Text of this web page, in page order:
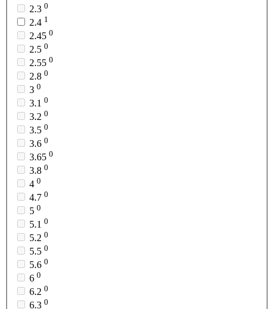
2.3 0
2.4 1
2.45 0
2.5 0
2.55 0
2.8 0
3 0
3.1 0
3.2 0
3.5 0
3.6 0
3.65 0
3.8 0
4 0
4.7 0
5 0
5.1 0
5.2 0
5.5 0
5.6 0
6 0
6.2 0
6.3 0